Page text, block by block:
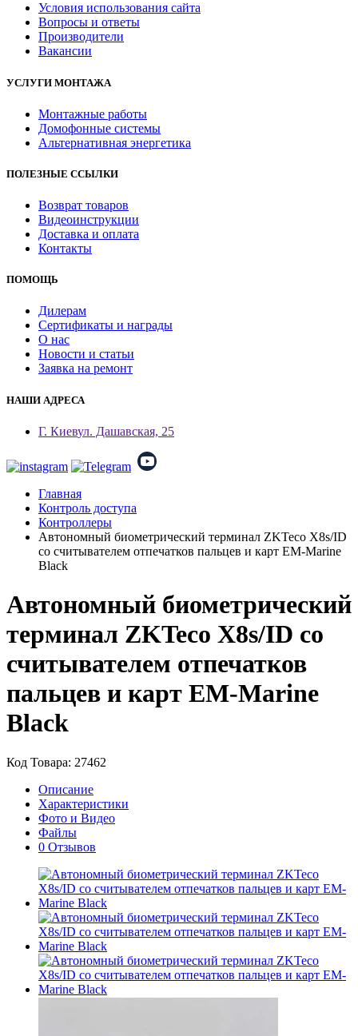
Условия использования сайта
Вопросы и ответы
Производители
Вакансии
УСЛУГИ МОНТАЖА
Монтажные работы
Домофонные системы
Альтернативная энергетика
ПОЛЕЗНЫЕ ССЫЛКИ
Возврат товаров
Видеоинструкции
Доставка и оплата
Контакты
ПОМОЩЬ
Дилерам
Сертификаты и награды
О нас
Новости и статьи
Заявка на ремонт
НАШИ АДРЕСА
Г. Киевул. Дашавская, 25
Главная
Контроль доступа
Контроллеры
Автономный биометрический терминал ZKTeco X8s/ID
со считывателем отпечатков пальцев и карт EM-Marine
Black
Автономный биометрический
терминал ZKTeco X8s/ID со
считывателем отпечатков
пальцев и карт EM-Marine
Black
Код Товара: 27462
Описание
Характеристики
Фото и Видео
Файлы
0 Отзывов